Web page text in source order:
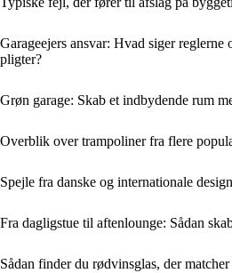
Garageejers ansvar: Hvad siger reglerne
pligter?
Grøn garage: Skab et indbydende rum
Overblik over trampoliner fra flere
Spejle fra danske og internationale
Fra dagligstue til aftenlounge: Sådan
Sådan finder du rødvinsglas, der